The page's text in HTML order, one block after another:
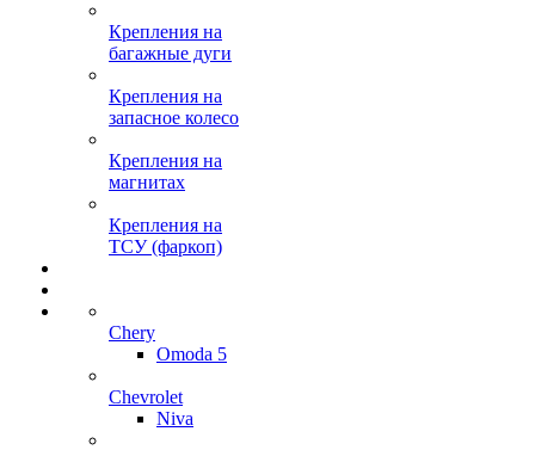
Крепления на
багажные дуги
Крепления на
запасное колесо
Крепления на
магнитах
Крепления на
ТСУ (фаркоп)
Chery
Omoda 5
Chevrolet
Niva